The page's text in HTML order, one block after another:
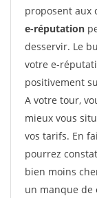
proposent aux
e-réputation
desservir. Le
votre e-
positivement
A votre tour,
mieux vous
vos tarifs. En
pourrez
bien moins
un manque de